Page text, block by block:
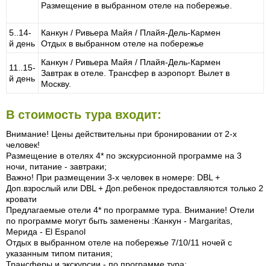
Размещение в выбранном отеле на побережье.
5..14-
й день
Канкун / Ривьера Майя / Плайя-Дель-Кармен
Отдых в выбранном отеле на побережье
11..15-
й день
Канкун / Ривьера Майя / Плайя-Дель-Кармен
Завтрак в отеле. Трансфер в аэропорт. Вылет в
Москву.
В стоимость тура входит:
Внимание! Цены действительны при бронировании от 2-х
человек!
Размещение в отелях 4* по экскурсионной программе на 3
ночи, питание - завтраки;
Важно! При размещении 3-х человек в номере: DBL +
Доп.взрослый или DBL + Доп.ребенок предоставляются только 2
кровати
Предлагаемые отели 4* по программе тура. Внимание! Отели
по программе могут быть заменены :Канкун - Margaritas,
Мерида - El Espanol
Отдых в выбранном отеле на побережье 7/10/11 ночей с
указанным типом питания;